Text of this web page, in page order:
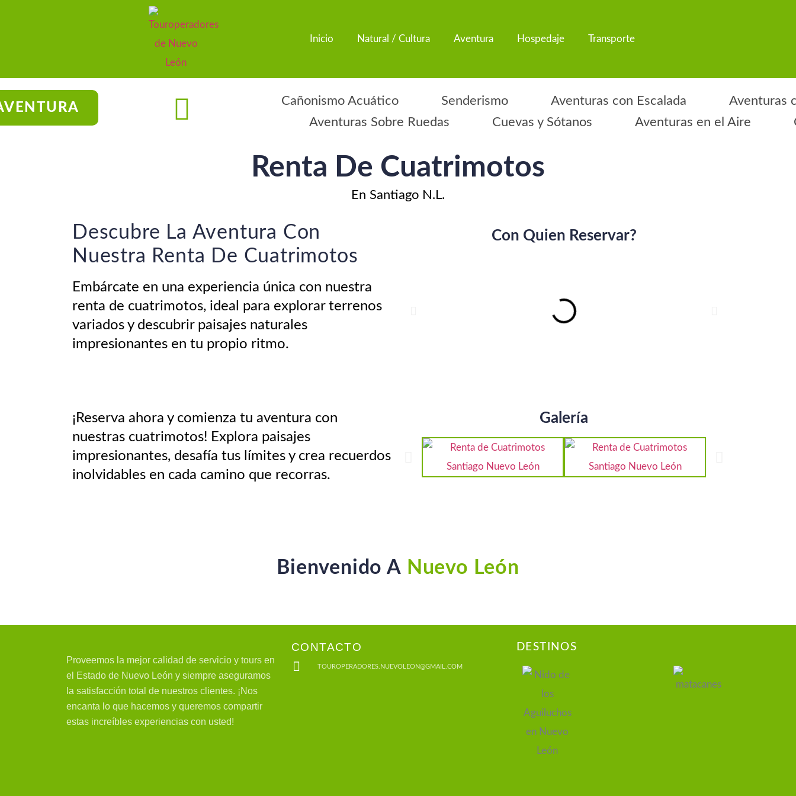
Inicio Natural / Cultura Aventura Hospedaje Transporte
Cañonismo Acuático Senderismo Aventuras con Escalada
Aventuras
Aventuras Sobre Ruedas
Cuevas y Sótanos Aventuras en el Aire
Renta De Cuatrimotos
En Santiago N.L.
Descubre La Aventura Con
Nuestra Renta De Cuatrimotos
Embárcate en una experiencia única con nuestra
renta de cuatrimotos, ideal para explorar terrenos
variados y descubrir paisajes naturales
impresionantes en tu propio ritmo.
Con Quien Reservar?
¡Reserva ahora y comienza tu aventura con
nuestras cuatrimotos! Explora paisajes
impresionantes, desafía tus límites y crea recuerdos
inolvidables en cada camino que recorras.
Galería
Bienvenido A Nuevo León
Proveemos la mejor calidad de servicio y tours en
el Estado de Nuevo León y siempre aseguramos
la satisfacción total de nuestros clientes. ¡Nos
encanta lo que hacemos y queremos compartir
estas increíbles experiencias con usted!
CONTACTO
TOUROPERADORES.NUEVOLEON@GMAIL.COM
DESTINOS